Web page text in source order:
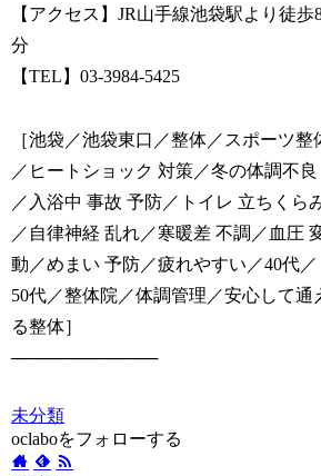
【アクセス】JR山手線池袋駅より徒歩
分
【TEL】03-3984-5425
［池袋／池袋東口／整体／スポーツ整
／ヒートショック 対策／冬の体調不良
／入浴中 事故 予防／トイレ 立ちくら
／自律神経 乱れ／寒暖差 不調／血圧
動／めまい 予防／疲れやすい／40代／
50代／整体院／体調管理／安心して通
る整体］
────────────
未分類
oclaboをフォローする